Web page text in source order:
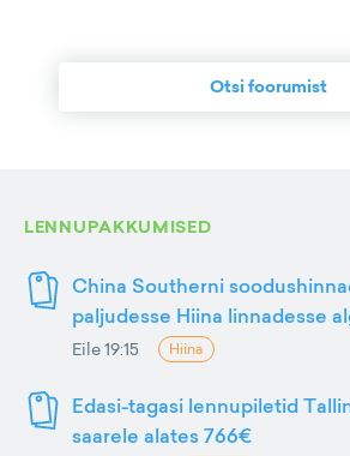
Otsi foorumist
LENNUPAKKUMISED
China Southerni
paljudesse Hiina linnadesse
Eile 19:15 Hiina
Edasi-tagasi lennupiletid
saarele alates 766€